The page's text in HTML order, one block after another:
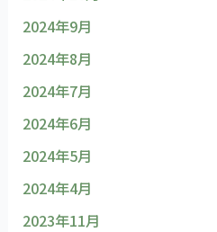
2024年9月
2024年8月
2024年7月
2024年6月
2024年5月
2024年4月
2023年11月